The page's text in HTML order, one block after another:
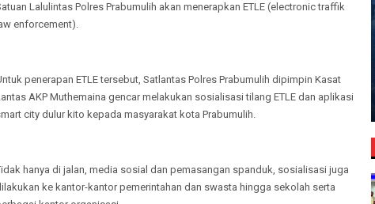
Lalulintas Polres Prabumulih akan menerapkan ETLE (electronic traffik
enforcement).
penerapan ETLE tersebut, Satlantas Polres Prabumulih dipimpin Kasat
AKP Muthemaina gencar melakukan sosialisasi tilang ETLE dan aplikasi
city dulur kito kepada masyarakat kota Prabumulih.
hanya di jalan, media sosial dan pemasangan spanduk, sosialisasi juga
ke kantor-kantor pemerintahan dan swasta hingga sekolah serta